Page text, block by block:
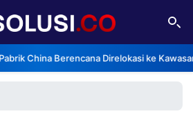
China Berencana Direlokasi ke